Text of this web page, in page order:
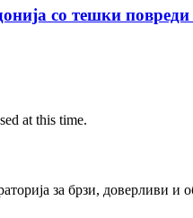
со тешки повреди
at this time.
за брзи, доверливи и